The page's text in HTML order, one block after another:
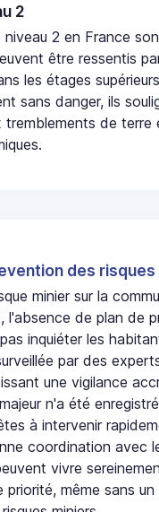
2
niveau 2 en France
être ressentis
les étages
sans danger, ils
tremblements de terre
des risques
minier sur la
l'absence de plan de
inquiéter les
par des
une vigilance
n'a été
à intervenir
coordination avec
vivre
priorité, même sans